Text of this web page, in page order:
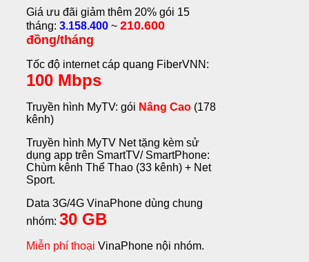
Giá ưu đãi giảm thêm 20% gói 15
tháng: 3.158.400 ~ 210.600
đồng/tháng
Tốc độ internet cáp quang FiberVNN:
100 Mbps
Truyền hình MyTV: gói Nâng Cao (178
kênh)
Truyền hình MyTV Net tặng kèm sử
dụng app trên SmartTV/ SmartPhone:
Chùm kênh Thể Thao (33 kênh) + Net
Sport.
Data 3G/4G VinaPhone dùng chung
nhóm: 30 GB
Miễn phí thoại VinaPhone nội nhóm.